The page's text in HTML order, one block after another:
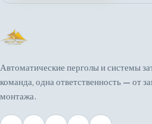
Автоматические перголы и системы
команда, одна ответственность — от
монтажа.